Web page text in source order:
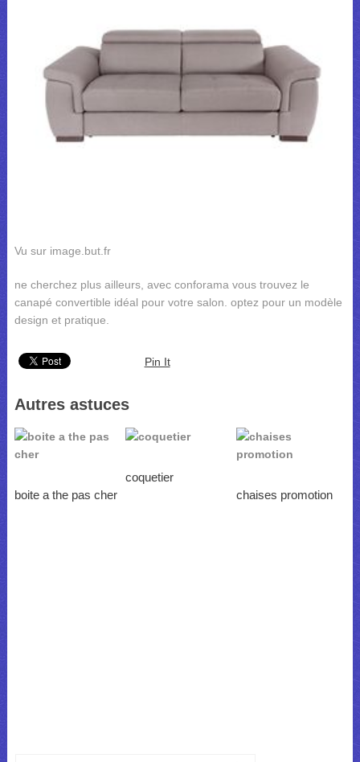
Vu sur image.but.fr
ne cherchez plus ailleurs, avec conforama vous trouvez le
canapé convertible idéal pour votre salon. optez pour un modèle
design et pratique.
Pin It
Autres astuces
boite a the pas cher
coquetier
chaises promotion